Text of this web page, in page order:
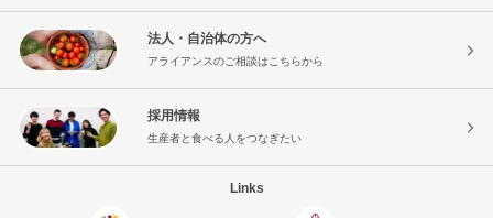
法人・自治体の方へ
アライアンスのご相談はこちらから
採用情報
生産者と食べる人をつなぎたい
Links